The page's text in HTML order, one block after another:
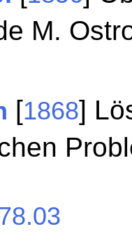
M.
[1868]